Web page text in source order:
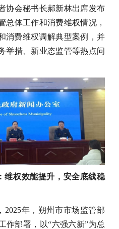
协会秘书长郝新林出席发布
总体工作和消费维权情况，
消费维权调解典型案例，并
举措、新业态监管等热点问
维权效能提升，安全底线稳
2025年，朔州市市场监管部
作部署，以“六强六新”为总